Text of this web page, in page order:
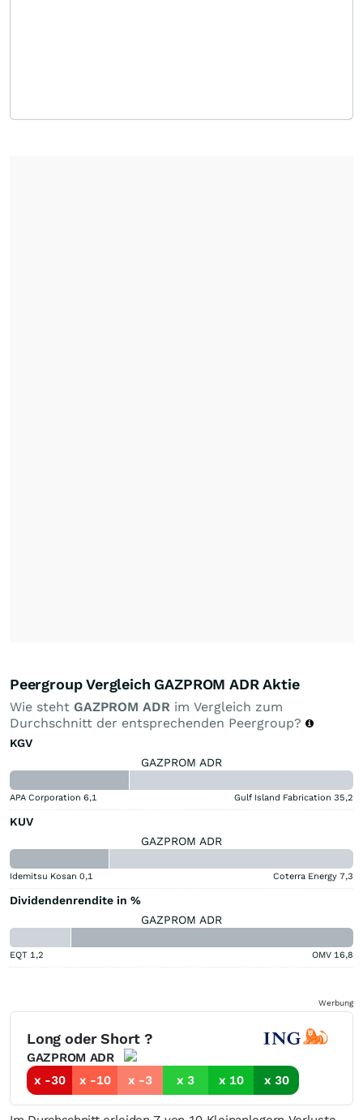
Peergroup Vergleich GAZPROM ADR Aktie
Wie steht GAZPROM ADR im Vergleich zum
Durchschnitt der entsprechenden Peergroup?
KGV
GAZPROM ADR
APA Corporation 6,1 Gulf Island Fabrication 35,2
KUV
GAZPROM ADR
Idemitsu Kosan 0,1 Coterra Energy 7,3
Dividendenrendite in %
GAZPROM ADR
EQT 1,2 OMV 16,8
Werbung
Long oder Short ?
GAZPROM ADR
x -30
x -10 x -3 x 3 x 10 x 30